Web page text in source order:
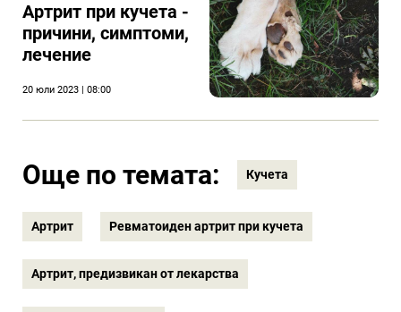
Артрит при кучета -
причини, симптоми,
лечение
20 юли 2023 | 08:00
Още по темата: Кучета
Артрит Ревматоиден артрит при кучета
Артрит, предизвикан от лекарства